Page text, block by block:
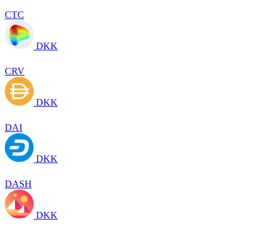
CTC
DKK
CRV
DKK
DAI
DKK
DASH
DKK